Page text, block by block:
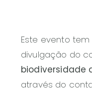
Este evento
divulgação do
biodiversidade
através do